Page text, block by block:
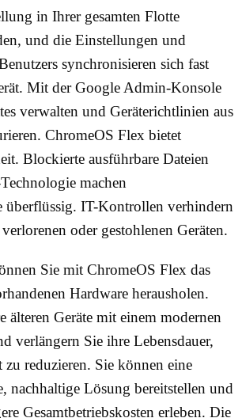
in Ihrer gesamten Flotte
und die Einstellungen und
synchronisieren sich fast
Mit der Google Admin-Konsole
verwalten und Geräterichtlinien aus
ChromeOS Flex bietet
Blockierte ausführbare Dateien
machen
überflüssig. IT-Kontrollen verhindern
oder gestohlenen Geräten.
Sie mit ChromeOS Flex das
Hardware herausholen.
älteren Geräte mit einem modernen
verlängern Sie ihre Lebensdauer,
reduzieren. Sie können eine
nachhaltige Lösung bereitstellen und
Gesamtbetriebskosten erleben. Die